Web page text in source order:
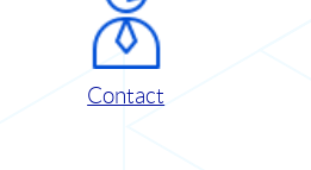
Contact